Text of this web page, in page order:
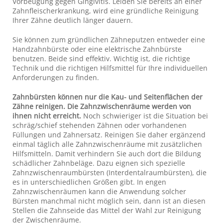
Zahnfleischerkrankung, wird eine gründliche Reinigung
Ihrer Zähne deutlich länger dauern.
Sie können zum gründlichen Zähneputzen entweder eine
Handzahnbürste oder eine elektrische Zahnbürste
benutzen. Beide sind effektiv. Wichtig ist, die richtige
Technik und die richtigen Hilfsmittel für Ihre individuellen
Anforderungen zu finden.
Zahnbürsten können nur die Kau- und Seitenflächen der
Zähne reinigen. Die Zahnzwischenräume werden von
ihnen nicht erreicht. Noch schwieriger ist die Situation bei
schräg/schief stehenden Zähnen oder vorhandenen
Füllungen und Zahnersatz. Reinigen Sie daher ergänzend
einmal täglich alle Zahnzwischenräume mit zusätzlichen
Hilfsmitteln. Damit verhindern Sie auch dort die Bildung
schädlicher Zahnbeläge. Dazu eignen sich spezielle
Zahnzwischenraumbürsten (Interdentalraumbürsten), die
es in unterschiedlichen Größen gibt. In engen
Zahnzwischenräumen kann die Anwendung solcher
Bürsten manchmal nicht möglich sein, dann ist an diesen
Stellen die Zahnseide das Mittel der Wahl zur Reinigung
der Zwischenräume.